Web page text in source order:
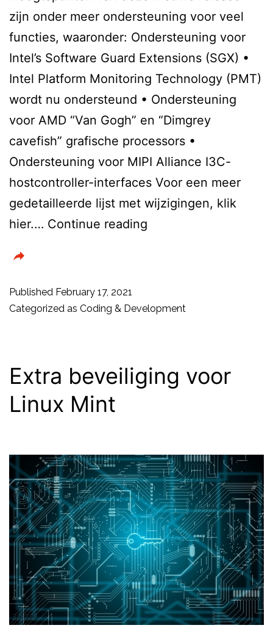
zijn onder meer ondersteuning voor veel
functies, waaronder: Ondersteuning voor
Intel’s Software Guard Extensions (SGX) •
Intel Platform Monitoring Technology (PMT)
wordt nu ondersteund • Ondersteuning
voor AMD “Van Gogh” en “Dimgrey
cavefish” grafische processors •
Ondersteuning voor MIPI Alliance I3C-
hostcontroller-interfaces Voor een meer
gedetailleerde lijst met wijzigingen, klik
hier.… Continue reading
beschikbaar.
Published February 17, 2021
Categorized as Coding & Development
Extra beveiliging voor
Linux Mint